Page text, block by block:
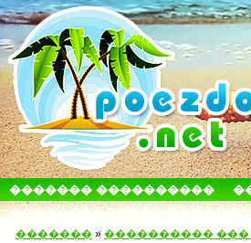
������� ����������
������������� ������
������� » ����������